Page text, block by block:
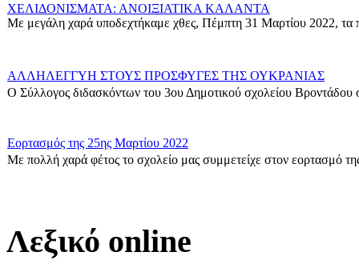
ΧΕΛΙΔΟΝΙΣΜΑΤΑ: ΑΝΟΙΞΙΑΤΙΚΑ ΚΑΛΑΝΤΑ
Με μεγάλη χαρά υποδεχτήκαμε χθες, Πέμπτη 31 Μαρτίου 2022, τα
ΑΛΛΗΛΕΓΓΥΗ ΣΤΟΥΣ ΠΡΟΣΦΥΓΕΣ ΤΗΣ ΟΥΚΡΑΝΙΑΣ
Ο Σύλλογος διδασκόντων του 3ου Δημοτικού σχολείου
Εορτασμός της 25ης Μαρτίου 2022
Με πολλή χαρά φέτος το σχολείο μας συμμετείχε στον εορτασμό
Λεξικό online